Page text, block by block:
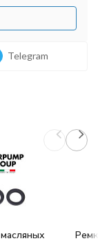
Telegram